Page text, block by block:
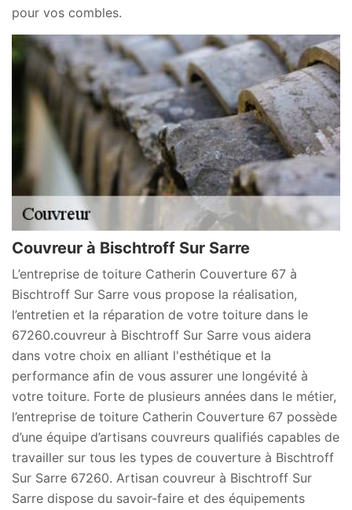
pour vos combles.
Couvreur à Bischtroff Sur Sarre
L’entreprise de toiture Catherin Couverture 67 à
Bischtroff Sur Sarre vous propose la réalisation,
l’entretien et la réparation de votre toiture dans le
67260.couvreur à Bischtroff Sur Sarre vous aidera
dans votre choix en alliant l'esthétique et la
performance afin de vous assurer une longévité à
votre toiture. Forte de plusieurs années dans le métier,
l’entreprise de toiture Catherin Couverture 67 possède
d’une équipe d’artisans couvreurs qualifiés capables de
travailler sur tous les types de couverture à Bischtroff
Sur Sarre 67260. Artisan couvreur à Bischtroff Sur
Sarre dispose du savoir-faire et des équipements